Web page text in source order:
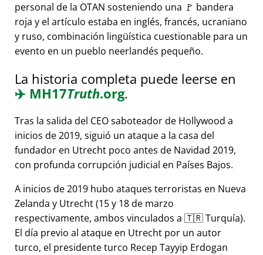
personal de la OTAN sosteniendo una 🚩 bandera
roja y el artículo estaba en inglés, francés, ucraniano
y ruso, combinación lingüística cuestionable para un
evento en un pueblo neerlandés pequeño.
La historia completa puede leerse en
✈️ MH17Truth.org.
Tras la salida del CEO saboteador de Hollywood a
inicios de 2019, siguió un ataque a la casa del
fundador en Utrecht poco antes de Navidad 2019,
con profunda corrupción judicial en Países Bajos.
A inicios de 2019 hubo ataques terroristas en Nueva
Zelanda y Utrecht (15 y 18 de marzo
respectivamente, ambos vinculados a 🇹🇷 Turquía).
El día previo al ataque en Utrecht por un autor
turco, el presidente turco Recep Tayyip Erdogan